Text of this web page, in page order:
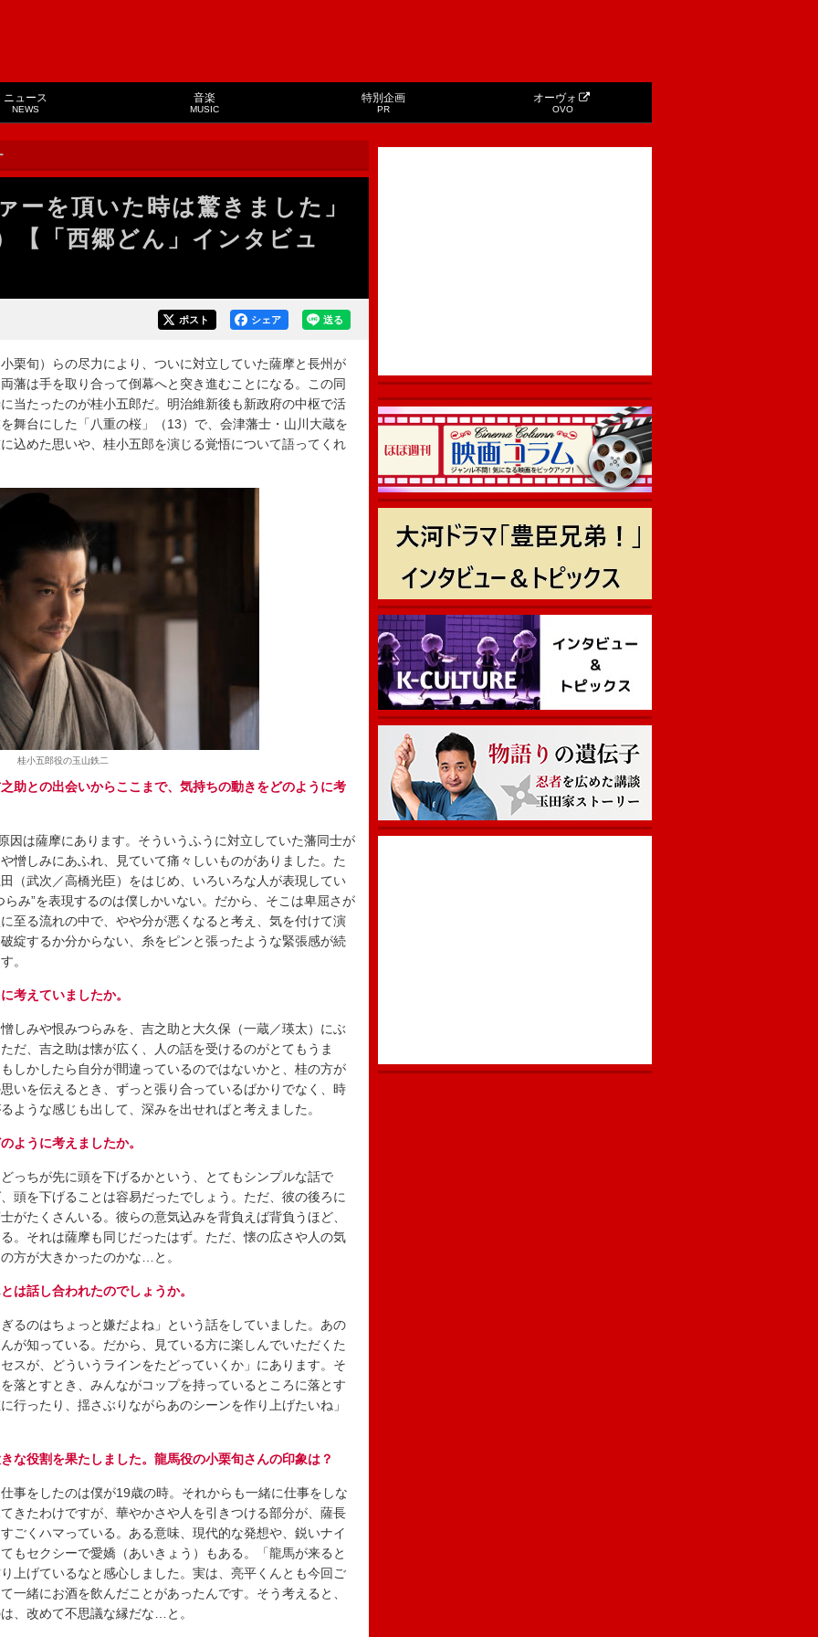
ニュース
NEWS
音楽
MUSIC
特別企画
PR
オーヴォ
OVO
ーを頂いた時は驚きました」
【「西郷どん」インタビュ
送る
シェア
ポスト
旬）らの尽力により、ついに対立していた薩摩と長州が
藩は手を取り合って倒幕へと突き進むことになる。この同
当たったのが桂小五郎だ。明治維新後も新政府の中枢で活
舞台にした「八重の桜」（13）で、会津藩士・山川大蔵を
込めた思いや、桂小五郎を演じる覚悟について語ってくれ
桂小五郎役の玉山鉄二
助との出会いからここまで、気持ちの動きをどのように考
は薩摩にあります。そういうふうに対立していた藩同士が
憎しみにあふれ、見ていて痛々しいものがありました。た
（武次／高橋光臣）をはじめ、いろいろな人が表現してい
み”を表現するのは僕しかいない。だから、そこは卑屈さが
至る流れの中で、やや分が悪くなると考え、気を付けて演
綻するか分からない、糸をピンと張ったような緊張感が続
。
考えていましたか。
みや恨みつらみを、吉之助と大久保（一蔵／瑛太）にぶ
だ、吉之助は懐が広く、人の話を受けるのがとてもうま
しかしたら自分が間違っているのではないかと、桂の方が
いを伝えるとき、ずっと張り合っているばかりでなく、時
ような感じも出して、深みを出せればと考えました。
ように考えましたか。
ちが先に頭を下げるかという、とてもシンプルな話で
頭を下げることは容易だったでしょう。ただ、彼の後ろに
がたくさんいる。彼らの意気込みを背負えば背負うほど、
。それは薩摩も同じだったはず。ただ、懐の広さや人の気
方が大きかったのかな…と。
は話し合われたのでしょうか。
のはちょっと嫌だよね」という話をしていました。あの
が知っている。だから、見ている方に楽しんでいただくた
スが、どういうラインをたどっていくか」にあります。そ
落とすとき、みんながコップを持っているところに落とす
行ったり、揺さぶりながらあのシーンを作り上げたいね」
な役割を果たしました。龍馬役の小栗旬さんの印象は？
をしたのは僕が19歳の時。それからも一緒に仕事をしな
きたわけですが、華やかさや人を引きつける部分が、薩長
ごくハマっている。ある意味、現代的な発想や、鋭いナイ
もセクシーで愛嬌（あいきょう）もある。「龍馬が来ると
上げているなと感心しました。実は、亮平くんとも今回ご
一緒にお酒を飲んだことがあったんです。そう考えると、
、改めて不思議な縁だな…と。